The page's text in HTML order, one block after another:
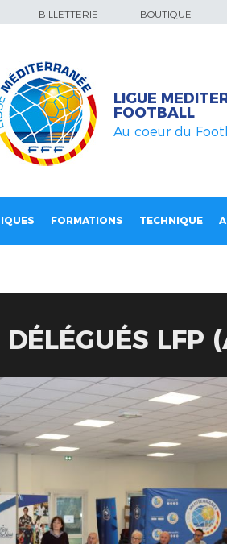
BILLETTERIE BOUTIQUE
LIGUE
FOOTBALL
Au coeur du
FORMATIONS TECHNIQUE
LFP